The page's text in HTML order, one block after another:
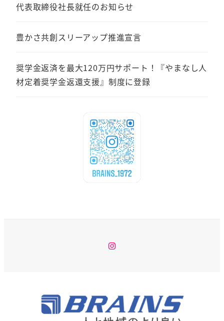
代表取締役社長就任のお知らせ
豊かさ共創スリーアップ推進宣言
奨学金返済を最大120万円サポート！『やまなし人
材定着奨学金返還支援』制度に登録
Instagram